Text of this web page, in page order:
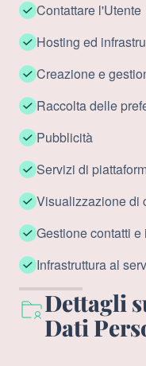
Contattare l'Utente
Hosting ed
Creazione e
Raccolta delle
Pubblicità
Servizi di
Visualizzazione di
Gestione contatti
Infrastruttura al
Dettagli
Dati